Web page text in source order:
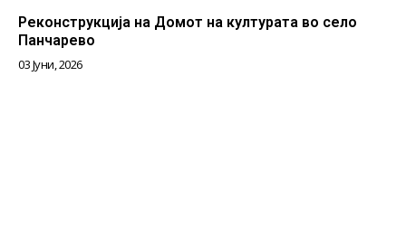
Реконструкција на Домот на културата во село
Панчарево
03 Јуни, 2026